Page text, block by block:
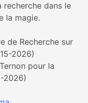
dans le
la magie.
de Recherche sur
2026)
pour la
2026)